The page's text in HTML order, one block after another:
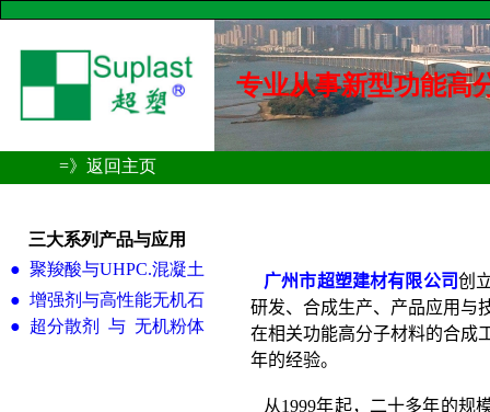
专业从事新型功能高
=》返回主页
三大系列产品与应用
● 聚羧酸与UHPC.混凝土
● 增强剂与高性能无机石
● 超分散剂 与 无机粉体